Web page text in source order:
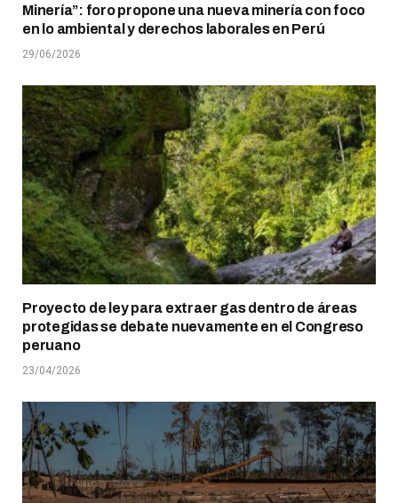
Minería”: foro propone una nueva minería con foco
en lo ambiental y derechos laborales en Perú
29/06/2026
Proyecto de ley para extraer gas dentro de áreas
protegidas se debate nuevamente en el Congreso
peruano
23/04/2026